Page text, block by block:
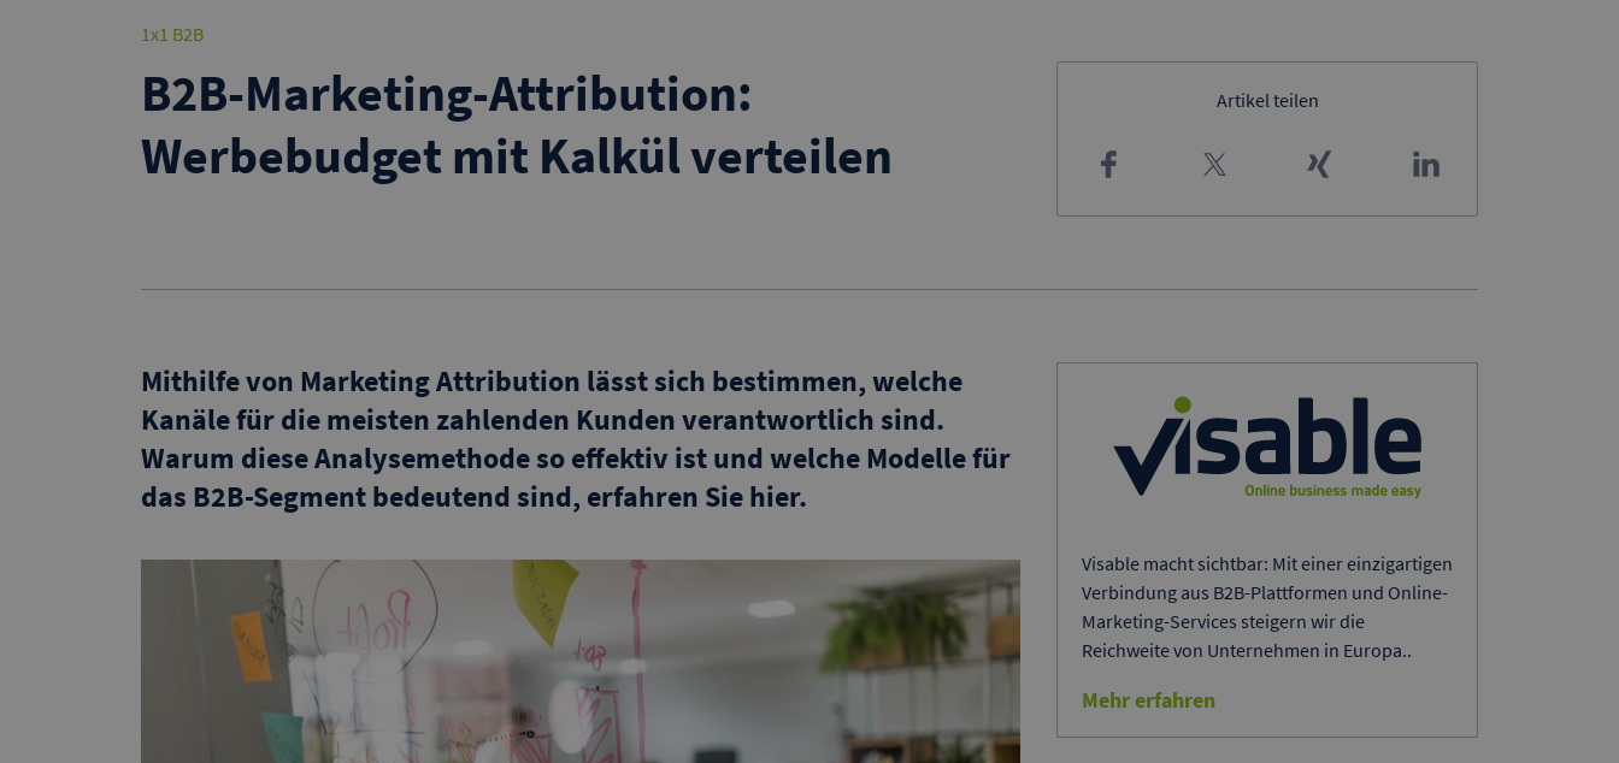
1x1 B2B
B2B-Marketing-Attribution:
Werbebudget mit Kalkül verteilen
Artikel teilen
Mithilfe von Marketing Attribution lässt sich bestimmen, welche
Kanäle für die meisten zahlenden Kunden verantwortlich sind.
Warum diese Analysemethode so effektiv ist und welche Modelle für
das B2B-Segment bedeutend sind, erfahren Sie hier.
Visable macht sichtbar: Mit einer einzigartigen
Verbindung aus B2B-Plattformen und Online-
Marketing-Services steigern wir die
Reichweite von Unternehmen in Europa..
Mehr erfahren